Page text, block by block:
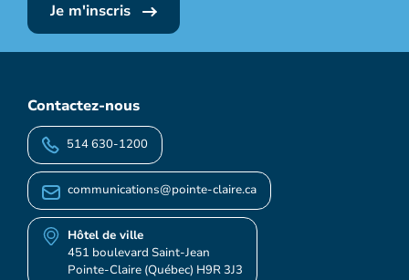
Je m'inscris
Contactez-nous
514 630-1200
communications@pointe-claire.ca
Hôtel de ville
451 boulevard Saint-Jean
Pointe-Claire (Québec) H9R 3J3